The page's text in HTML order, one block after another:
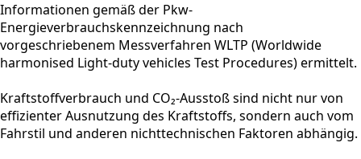
Informationen gemäß der Pkw-
Energieverbrauchskennzeichnung nach
vorgeschriebenem Messverfahren WLTP (Worldwide
harmonised Light-duty vehicles Test Procedures) ermittelt.
Kraftstoffverbrauch und CO₂-Ausstoß sind nicht nur von
effizienter Ausnutzung des Kraftstoffs, sondern auch vom
Fahrstil und anderen nichttechnischen Faktoren abhängig.